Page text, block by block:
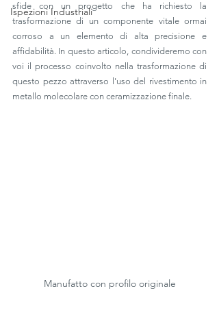
Ispezioni Industriali
sfide con un progetto che ha richiesto la
trasformazione di un componente vitale ormai
corroso a un elemento di alta precisione e
affidabilità. In questo articolo, condivideremo con
voi il processo coinvolto nella trasformazione di
questo pezzo attraverso l'uso del rivestimento in
metallo molecolare con ceramizzazione finale.
Manufatto con profilo originale